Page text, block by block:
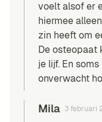
voelt alsof er
hiermee
zin heeft om
De osteopaat
je lijf. En
onverwacht
Mila 3 februari